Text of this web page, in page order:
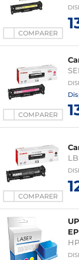
COMPARER
COMPARER
COMPARER